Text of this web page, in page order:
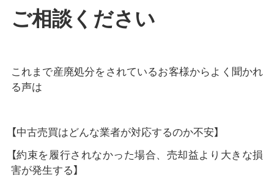
ご相談ください
これまで産廃処分をされているお客様からよく聞かれ
る声は
【中古売買はどんな業者が対応するのか不安】
【約束を履行されなかった場合、売却益より大きな損
害が発生する】